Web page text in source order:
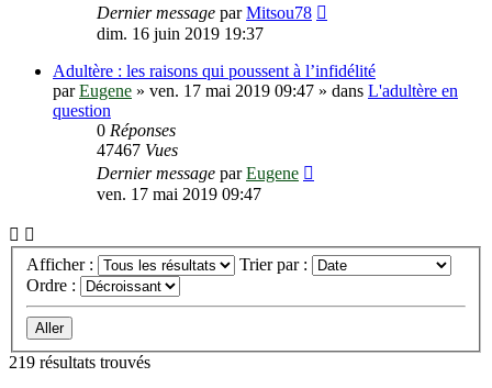
Dernier message parMitsou78
dim. 16 juin 2019 19:37
Adultère : les raisons qui poussent à l’infidélité
parEugene » ven. 17 mai 2019 09:47 » dans L'adultère en
question
0 Réponses
47467 Vues
Dernier message parEugene
ven. 17 mai 2019 09:47
Afficher :
Trier par :
Ordre :
219 résultats trouvés